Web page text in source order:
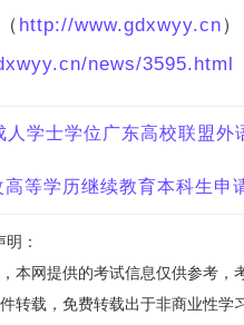
http://www.gdxwyy.cn）
news/3595.html
人学士学位广东高校联盟外
等学历继续教育本科生申
：
本网提供的考试信息仅供参考，
转载，免费转载出于非商业性